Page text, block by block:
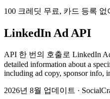
100 크레딧 무료, 카드 등록 없
LinkedIn Ad API
API 한 번의 호출로 LinkedIn
detailed information about a
including ad copy, sponsor info,
2026년 8월 업데이트 ·